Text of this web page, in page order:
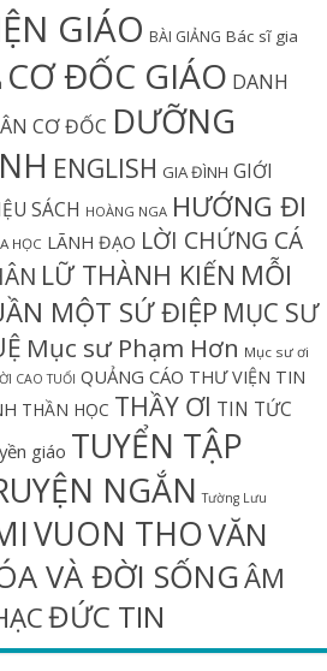
GIÁO BÀI GIẢNG Bác sĩ gia
CƠ ĐỐC GIÁO DANH
CƠ ĐỐC DƯỠNG
ENGLISH GIA ĐÌNH GIỚI
SÁCH HOÀNG NGA HƯỚNG ĐI
HỌC LÃNH ĐẠO LỜI CHỨNG CÁ
LỮ THÀNH KIẾN MỖI
MỘT SỨ ĐIỆP MỤC SƯ
Mục sư Phạm Hơn Mục sư ơi
CAO TUỔI QUẢNG CÁO THƯ VIỆN TIN
THẦN HỌC THẦY ƠI TIN TỨC
giáo TUYỂN TẬP
NGẮN Tường Lưu
VUON THOVĂN
VÀ ĐỜI SỐNGÂM
ĐỨC TIN